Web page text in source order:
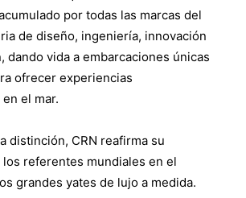
por todas las marcas del
de diseño, ingeniería, innovación
dando vida a embarcaciones únicas
ofrecer experiencias
el mar.
distinción, CRN reafirma su
referentes mundiales en el
grandes yates de lujo a medida.